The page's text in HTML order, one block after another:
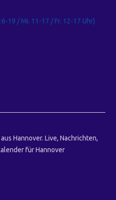
19 / Mi. 11-17 / Fr. 12-17 Uhr)
Hannover. Live, Nachrichten,
für Hannover